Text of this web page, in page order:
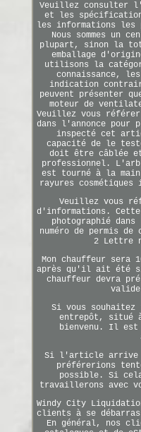
Veuillez consulter
et les
les informations
Nous sommes un
plupart, sinon la
emballage
utilisons la
connaissance,
indication
peuvent présenter
moteur de
Veuillez vous
dans l'annonce pour
inspecté cet
capacité de le
doit être câblée
professionnel.
est tourné à la
rayures
Veuillez vous
d'informations.
photographié
numéro de permis
2 Lettre
Mon chauffeur sera
après qu'il ait été
chauffeur devra
Si vous
entrepôt, situé
bienvenu. Il est
Si l'article arrive
préférerions
possible. Si
travaillerons avec
Windy City
clients à se
En général, nos